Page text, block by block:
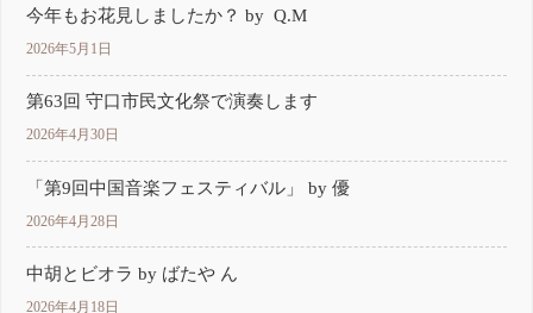
今年もお花見しましたか？ by Q.M
2026年5月1日
第63回 守口市民文化祭で演奏します
2026年4月30日
「第9回中国音楽フェスティバル」 by 優
2026年4月28日
中胡とビオラ by ばたや ん
2026年4月18日